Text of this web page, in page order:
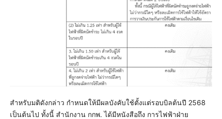
สำหรับมติดังกล่าว กำหนดให้มีผลบังคับใช้ตั้งแต่รอบบิลต้นปี 2568
เป็นต้นไป ทั้งนี้ สำนักงาน กกพ. ได้มีหนังสือถึง การไฟฟ้าฝ่าย